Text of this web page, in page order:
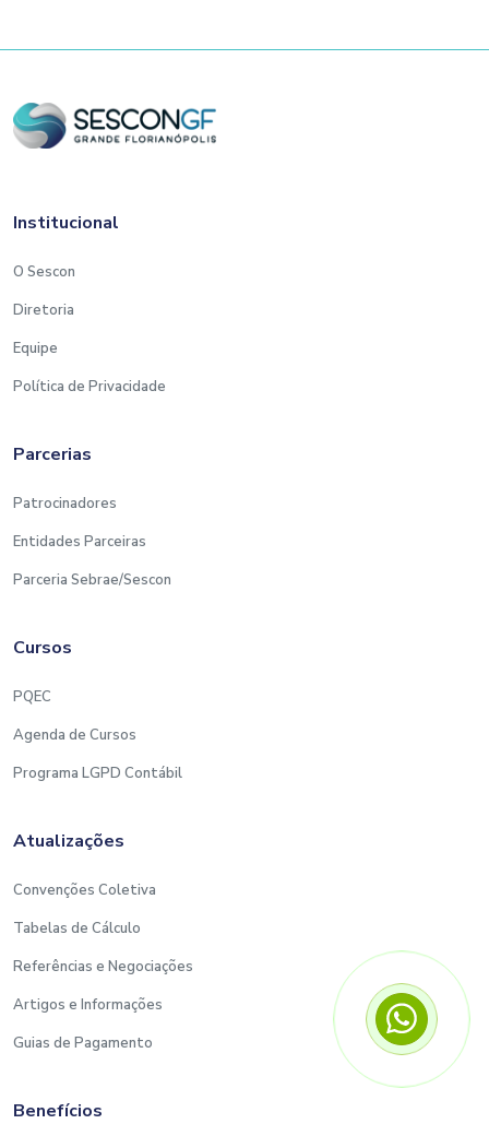
Institucional
O Sescon
Diretoria
Equipe
Política de Privacidade
Parcerias
Patrocinadores
Entidades Parceiras
Parceria Sebrae/Sescon
Cursos
PQEC
Agenda de Cursos
Programa LGPD Contábil
Atualizações
Convenções Coletiva
Tabelas de Cálculo
Referências e Negociações
Artigos e Informações
Guias de Pagamento
Benefícios